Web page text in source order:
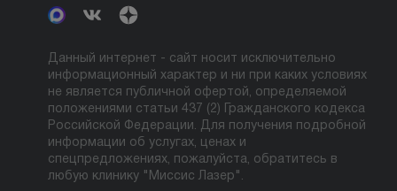
Данный интернет - сайт носит исключительно
информационный характер и ни при каких условиях
не является публичной офертой, определяемой
положениями статьи 437 (2) Гражданского кодекса
Российской Федерации. Для получения подробной
информации об услугах, ценах и
спецпредложениях, пожалуйста, обратитесь в
любую клинику "Миссис Лазер".